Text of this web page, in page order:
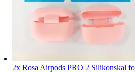
2x Rosa Airpods PRO 2 Silikonskal